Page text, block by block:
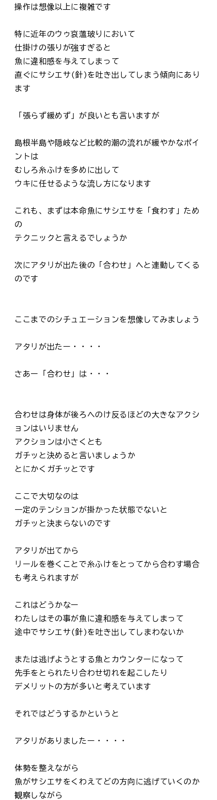
操作は想像以上に複雑です
特に近年のウゥ哀薀玻りにおいて
仕掛けの張りが強すぎると
魚に違和感を与えてしまって
直ぐにサシエサ(針)を吐き出してしまう傾向にあり
ます
「張らず緩めず」が良いとも言いますが
島根半島や隠岐など比較的潮の流れが緩やかなポイ
ントは
むしろ糸ふけを多めに出して
ウキに任せるような流し方になります
これも、まずは本命魚にサシエサを「食わす」ため
の
テクニックと言えるでしょうか
次にアタリが出た後の「合わせ」へと連動してくる
のです
ここまでのシチュエーションを想像してみましょう
アタリが出たー・・・・
さあー「合わせ」は・・・
合わせは身体が後ろへのけ反るほどの大きなアクシ
ョンはいりません
アクションは小さくとも
ガチッと決めると言いましょうか
とにかくガチッとです
ここで大切なのは
一定のテンションが掛かった状態でないと
ガチッと決まらないのです
アタリが出てから
リールを巻くことで糸ふけをとってから合わす場合
も考えられますが
これはどうかなー
わたしはその事が魚に違和感を与えてしまって
途中でサシエサ(針)を吐き出してしまわないか
または逃げようとする魚とカウンターになって
先手をとられたり合わせ切れを起こしたり
デメリットの方が多いと考えています
それではどうするかというと
アタリがありましたー・・・・
体勢を整えながら
魚がサシエサをくわえてどの方向に逃げていくのか
観察しながら